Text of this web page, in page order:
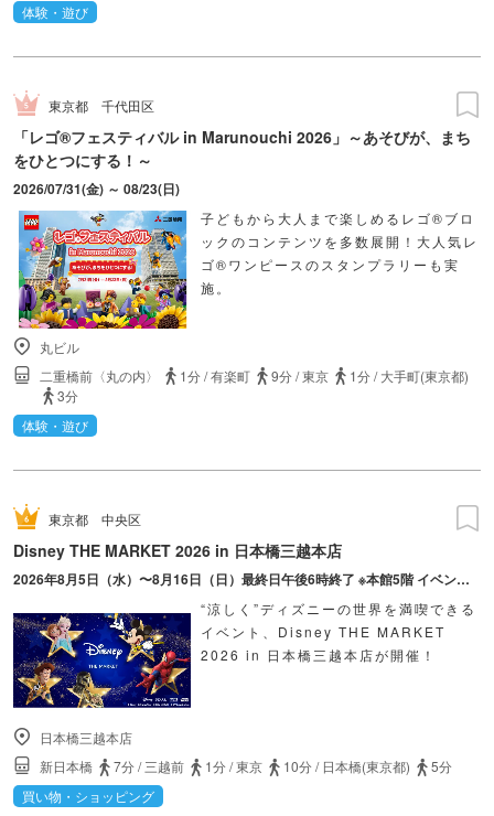
体験・遊び
東京都 千代田区
「レゴ®フェスティバル in Marunouchi 2026」～あそびが、まち
をひとつにする！～
2026/07/31(金) ～ 08/23(日)
子どもから大人まで楽しめるレゴ®ブロ
ックのコンテンツを多数展開！大人気レ
ゴ®ワンピースのスタンプラリーも実
施。
丸ビル
二重橋前〈丸の内〉
1分/有楽町 9分/東京 1分/大手町(東京都)
3分
体験・遊び
東京都 中央区
Disney THE MARKET 2026 in 日本橋三越本店
2026年8月5日（水）〜8月16日（日）最終日午後6時終了 ※本館5階 イベントスペースは8月25日(火)まで開催
“涼しく”ディズニーの世界を満喫できる
イベント、Disney THE MARKET
2026 in 日本橋三越本店が開催！
日本橋三越本店
新日本橋
7分/三越前 1分/東京 10分/ 日本橋(東京都)
5分
買い物・ショッピング